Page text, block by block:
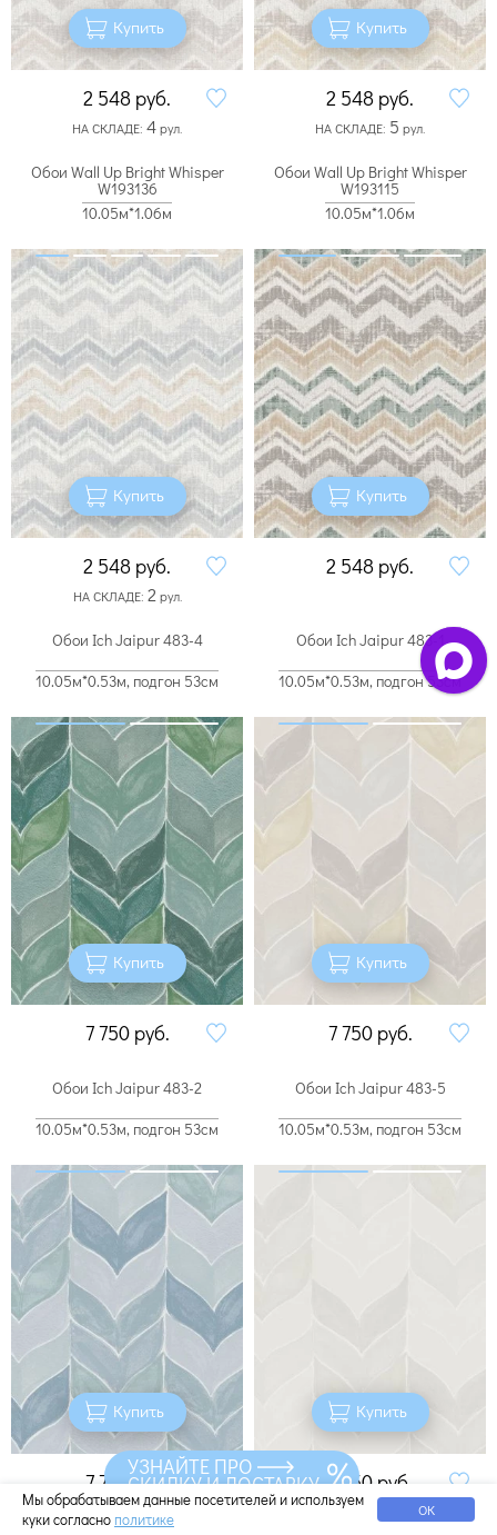
Купить
2 548 руб.
НА СКЛАДЕ: 4рул.
Купить
2 548 руб.
НА СКЛАДЕ: 5 рул.
Обои Wall Up Bright Whisper
W193136
10.05м*1.06м
Купить
2 548 руб.
НА СКЛАДЕ: 2 рул.
Обои Wall Up Bright Whisper
W193115
10.05м*1.06м
Купить
2 548 руб.
Обои Ich Jaipur 483-4
10.05м*0.53м, подгон 53см
Купить
7 750 руб.
Обои Ich Jaipur 483-1
10.05м*0.53м, подгон 53см
Купить
7 750 руб.
Обои Ich Jaipur 483-2
10.05м*0.53м, подгон 53см
Купить
7 750руб.
Обои Ich Jaipur 483-5
10.05м*0.53м, подгон 53см
Купить
7 750 руб.
Мы обрабатываем данные посетителей и используем
куки согласно политике ОК
УЗНАЙТЕ ПРО
СКИДКУ И ДОСТАВКУ